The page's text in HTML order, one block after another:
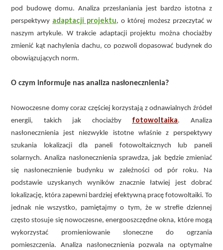
pod budowę domu. Analiza przesłaniania jest bardzo istotna z
perspektywy adaptacji projektu, o której możesz przeczytać w
naszym artykule. W trakcie adaptacji projektu można chociażby
zmienić kąt nachylenia dachu, co pozwoli dopasować budynek do
obowiązujących norm.
O czym informuje nas analiza nasłonecznienia?
Nowoczesne domy coraz częściej korzystają z odnawialnych źródeł
energii, takich jak chociażby fotowoltaika. Analiza
nasłonecznienia jest niezwykle istotne właśnie z perspektywy
szukania lokalizacji dla paneli fotowoltaicznych lub paneli
solarnych. Analiza nasłonecznienia sprawdza, jak będzie zmieniać
się nasłonecznienie budynku w zależności od pór roku. Na
podstawie uzyskanych wyników znacznie łatwiej jest dobrać
lokalizację, która zapewni bardziej efektywną pracę fotowoltaiki. To
jednak nie wszystko, pamiętajmy o tym, że w strefie dziennej
często stosuje się nowoczesne, energooszczędne okna, które mogą
wykorzystać promieniowanie słoneczne do ogrzania
pomieszczenia. Analiza nasłonecznienia pozwala na optymalne